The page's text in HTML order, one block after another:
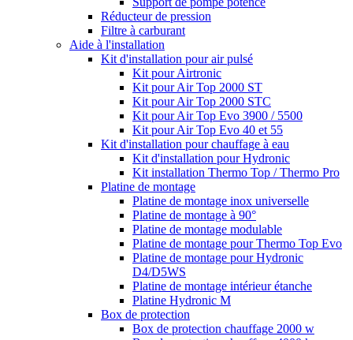
Réducteur de pression
Filtre à carburant
Aide à l'installation
Kit d'installation pour air pulsé
Kit pour Airtronic
Kit pour Air Top 2000 ST
Kit pour Air Top 2000 STC
Kit pour Air Top Evo 3900 / 5500
Kit pour Air Top Evo 40 et 55
Kit d'installation pour chauffage à eau
Kit d'installation pour Hydronic
Kit installation Thermo Top / Thermo Pro
Platine de montage
Platine de montage inox universelle
Platine de montage à 90°
Platine de montage modulable
Platine de montage pour Thermo Top Evo
Platine de montage pour Hydronic
D4/D5WS
Platine de montage intérieur étanche
Platine Hydronic M
Box de protection
Box de protection chauffage 2000 w